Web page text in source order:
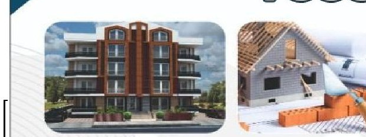
EĞİTİMCİ-YAZAR TUNER YERLİKAYA
İNSANLAR İLE KONUŞURKEN YERE BAKMAK